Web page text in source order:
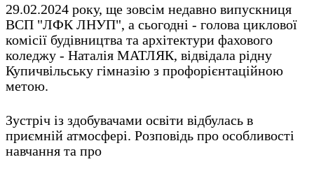
29.02.2024 року, ще зовсім недавно випускниця
ВСП "ЛФК ЛНУП", а сьогодні - голова циклової
комісії будівництва та архітектури фахового
коледжу - Наталія МАТЛЯК, відвідала рідну
Купичвільську гімназію з профорієнтаційною
метою.
Зустріч із здобувачами освіти відбулась в
приємній атмосфері. Розповідь про особливості
навчання та про